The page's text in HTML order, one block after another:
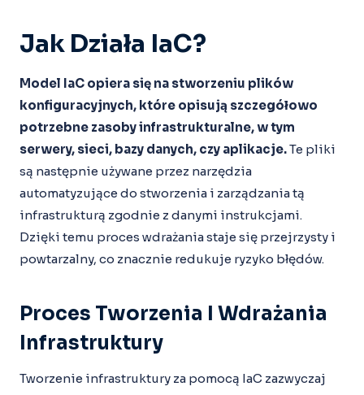
Jak Działa IaC?
Model IaC opiera się na stworzeniu plików
konfiguracyjnych, które opisują szczegółowo
potrzebne zasoby infrastrukturalne, w tym
serwery, sieci, bazy danych, czy aplikacje.Te pliki
są następnie używane przez narzędzia
automatyzujące do stworzenia i zarządzania tą
infrastrukturą zgodnie z danymi instrukcjami.
Dzięki temu proces wdrażania staje się przejrzysty i
powtarzalny, co znacznie redukuje ryzyko błędów.
Proces Tworzenia I Wdrażania
Infrastruktury
Tworzenie infrastruktury za pomocą IaC zazwyczaj